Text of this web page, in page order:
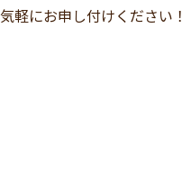
軽にお申し付けください！